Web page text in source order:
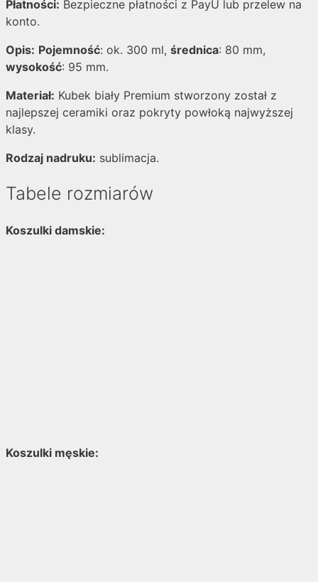
Płatności: Bezpieczne płatności z PayU lub przelew na
konto.
Opis: Pojemność: ok. 300 ml, średnica: 80 mm,
wysokość: 95 mm.
Materiał: Kubek biały Premium stworzony został z
najlepszej ceramiki oraz pokryty powłoką najwyższej
klasy.
Rodzaj nadruku: sublimacja.
Tabele rozmiarów
Koszulki damskie:
Koszulki męskie: